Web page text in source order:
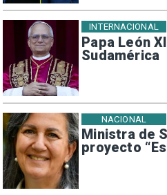
Papa León
Sudamérica
INTERNACIONAL
Ministra de
proyecto
NACIONAL